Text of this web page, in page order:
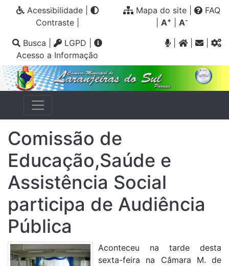
Acessibilidade|
Contraste|
Mapa do site
FAQ
A+ A-
Busca LGPD
Acesso a Informação
|
Comissão de
Educação,Saúde e
Assistência Social
participa de Audiência
Pública
Aconteceu na tarde desta
sexta-feira na Câmara M. de